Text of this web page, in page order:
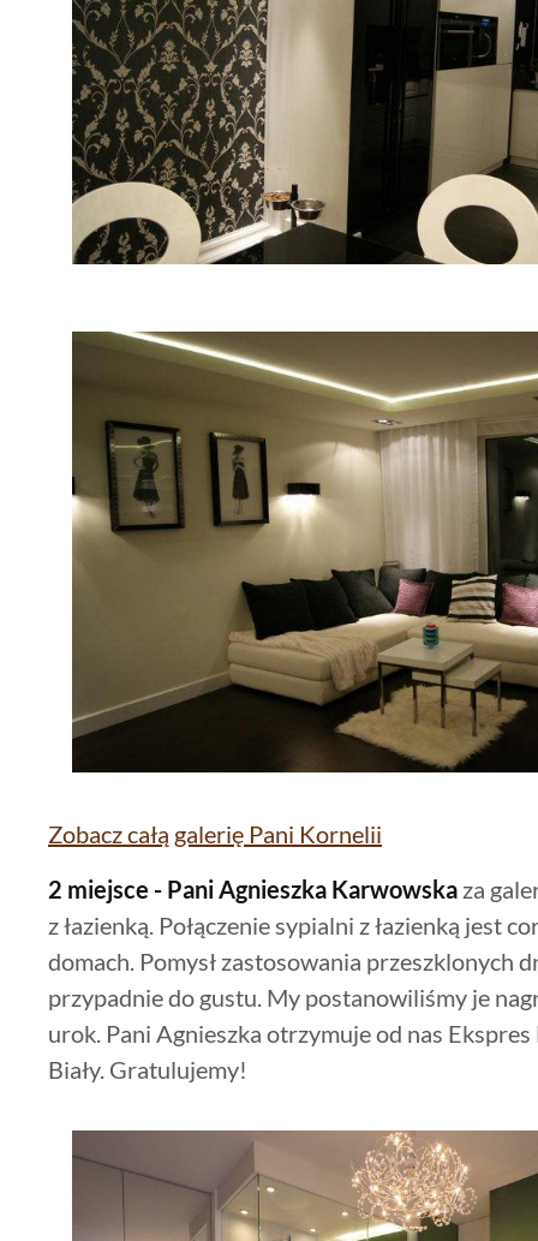
Zobacz całą galerię Pani Kornelii
2 miejsce - Pani Agnieszka Karwowska za
z łazienką. Połączenie sypialni z łazienką jest
domach. Pomysł zastosowania przeszklonych
przypadnie do gustu. My postanowiliśmy je
urok. Pani Agnieszka otrzymuje od nas
Biały. Gratulujemy!